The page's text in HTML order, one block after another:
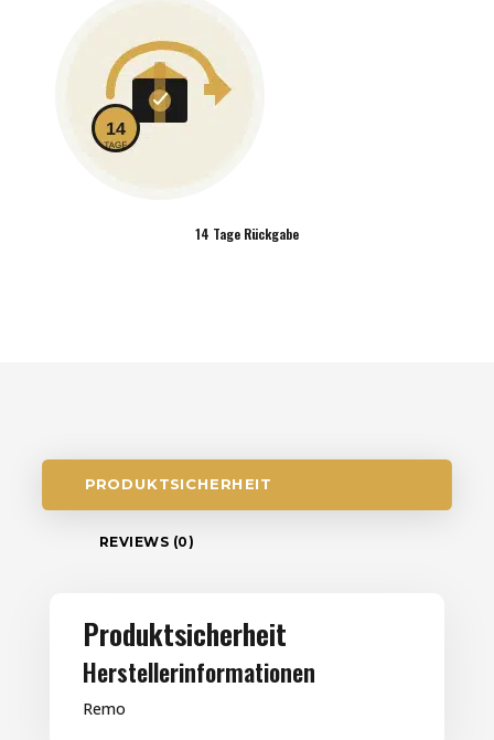
14 Tage Rückgabe
PRODUKTSICHERHEIT
REVIEWS (0)
Produktsicherheit
Herstellerinformationen
Remo